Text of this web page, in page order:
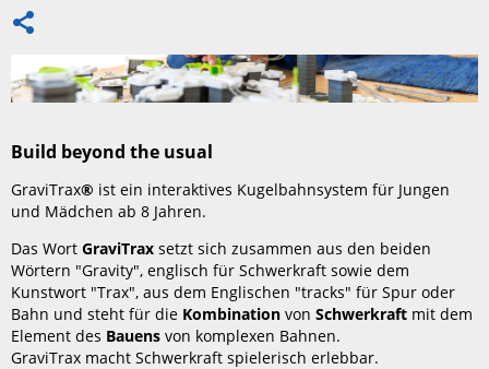
Build beyond the usual
GraviTrax® ist ein interaktives Kugelbahnsystem für Jungen
und Mädchen ab 8 Jahren.
Das WortGraviTrax setzt sich zusammen aus den beiden
Wörtern "Gravity", englisch für Schwerkraft sowie dem
Kunstwort "Trax", aus dem Englischen "tracks" für Spur oder
Bahn und steht für die KombinationvonSchwerkraft mit dem
Element des Bauensvon komplexen Bahnen.
GraviTrax macht Schwerkraft spielerisch erlebbar.